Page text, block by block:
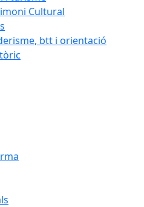
Cultural
btt i orientació